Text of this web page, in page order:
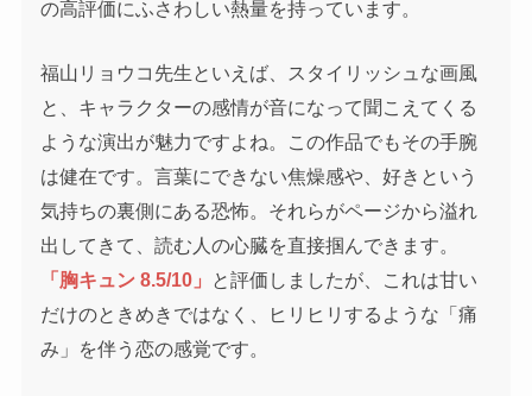
の高評価にふさわしい熱量を持っています。
福山リョウコ先生といえば、スタイリッシュな画風
と、キャラクターの感情が音になって聞こえてくる
ような演出が魅力ですよね。この作品でもその手腕
は健在です。言葉にできない焦燥感や、好きという
気持ちの裏側にある恐怖。それらがページから溢れ
出してきて、読む人の心臓を直接掴んできます。
「胸キュン 8.5/10」
と評価しましたが、これは甘い
だけのときめきではなく、ヒリヒリするような「痛
み」を伴う恋の感覚です。